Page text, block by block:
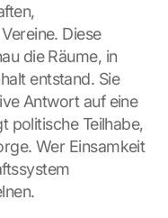
Diese
die Räume, in
entstand. Sie
Antwort auf eine
politische Teilhabe,
Wer Einsamkeit